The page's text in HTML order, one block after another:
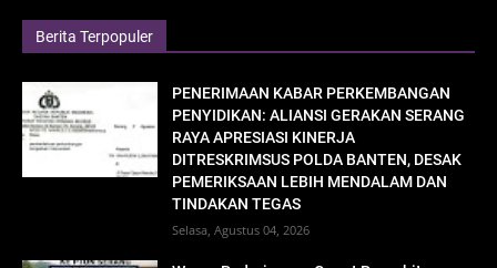
Berita Terpopuler
PENERIMAAN KABAR PERKEMBANGAN
PENYIDIKAN: ALIANSI GERAKAN SERANG
RAYA APRESIASI KINERJA
DITRESKRIMSUS POLDA BANTEN, DESAK
PEMERIKSAAN LEBIH MENDALAM DAN
TINDAKAN TEGAS
Selasa, Agustus 04, 2026